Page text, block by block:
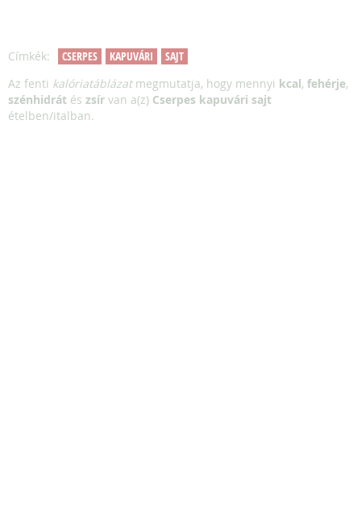
Címkék: CSERPES KAPUVÁRI
SAJT
Az fenti kalóriatáblázatmegmutatja, hogy mennyi kcal, fehérje,
szénhidrát és zsír van a(z) Cserpes kapuvári sajt
ételben/italban.